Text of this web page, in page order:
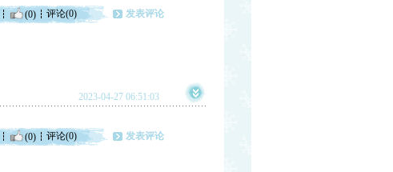
(0) 评论(0) 发表评论
2023-04-27 06:51:03
(0) 评论(0) 发表评论